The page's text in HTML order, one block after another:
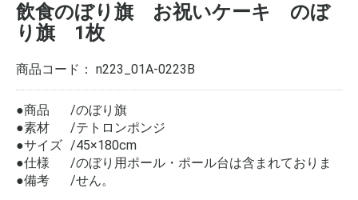
飲食のぼり旗 お祝いケーキ のぼ
り旗 1枚
商品コード： n223_01A-0223B
●商品
のぼり旗
●素材
テトロンポンジ
●サイズ
45×180cm
●仕様
●備考
のぼり用ポール・ポール台は含まれておりま
せん。